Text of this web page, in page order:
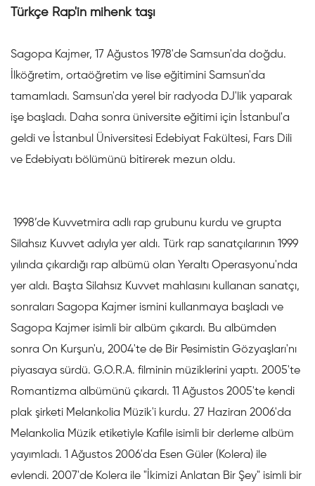
Türkçe Rap'in mihenk taşı
Sagopa Kajmer, 17 Ağustos 1978'de Samsun'da doğdu.
İlköğretim, ortaöğretim ve lise eğitimini Samsun'da
tamamladı. Samsun'da yerel bir radyoda DJ'lik yaparak
işe başladı. Daha sonra üniversite eğitimi için İstanbul'a
geldi ve İstanbul Üniversitesi Edebiyat Fakültesi, Fars Dili
ve Edebiyatı bölümünü bitirerek mezun oldu.
1998’de Kuvvetmira adlı rap grubunu kurdu ve grupta
Silahsız Kuvvet adıyla yer aldı. Türk rap sanatçılarının 1999
yılında çıkardığı rap albümü olan Yeraltı Operasyonu'nda
yer aldı. Başta Silahsız Kuvvet mahlasını kullanan sanatçı,
sonraları Sagopa Kajmer ismini kullanmaya başladı ve
Sagopa Kajmer isimli bir albüm çıkardı. Bu albümden
sonra On Kurşun'u, 2004'te de Bir Pesimistin Gözyaşları'nı
piyasaya sürdü. G.O.R.A. filminin müziklerini yaptı. 2005'te
Romantizma albümünü çıkardı. 11 Ağustos 2005'te kendi
plak şirketi Melankolia Müzik'i kurdu. 27 Haziran 2006'da
Melankolia Müzik etiketiyle Kafile isimli bir derleme albüm
yayımladı. 1 Ağustos 2006'da Esen Güler (Kolera) ile
evlendi. 2007'de Kolera ile "İkimizi Anlatan Bir Şey" isimli bir